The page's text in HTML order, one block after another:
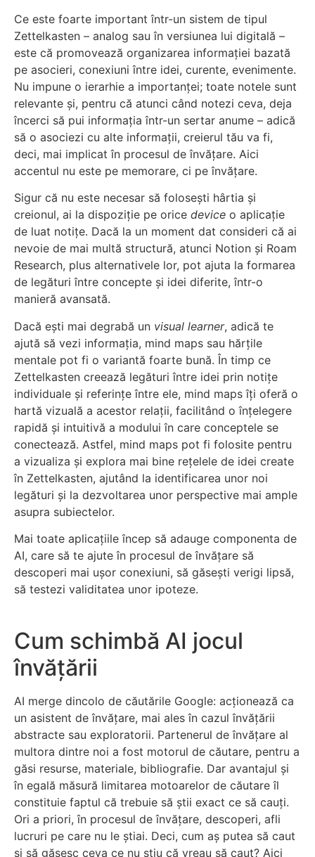
Ce este foarte important într-un sistem de tipul
Zettelkasten – analog sau în versiunea lui digitală –
este că promovează organizarea informației bazată
pe asocieri, conexiuni între idei, curente, evenimente.
Nu impune o ierarhie a importanței; toate notele sunt
relevante și, pentru că atunci când notezi ceva, deja
încerci să pui informația într-un sertar anume – adică
să o asociezi cu alte informații, creierul tău va fi,
deci, mai implicat în procesul de învățare. Aici
accentul nu este pe memorare, ci pe învățare.
Sigur că nu este necesar să folosești hârtia și
creionul, ai la dispoziție pe orice device o aplicație
de luat notițe. Dacă la un moment dat consideri că ai
nevoie de mai multă structură, atunci Notion și Roam
Research, plus alternativele lor, pot ajuta la formarea
de legături între concepte și idei diferite, într-o
manieră avansată.
Dacă ești mai degrabă un visual learner, adică te
ajută să vezi informația, mind maps sau hărțile
mentale pot fi o variantă foarte bună. În timp ce
Zettelkasten creează legături între idei prin notițe
individuale și referințe între ele, mind maps îți oferă o
hartă vizuală a acestor relații, facilitând o înțelegere
rapidă și intuitivă a modului în care conceptele se
conectează. Astfel, mind maps pot fi folosite pentru
a vizualiza și explora mai bine rețelele de idei create
în Zettelkasten, ajutând la identificarea unor noi
legături și la dezvoltarea unor perspective mai ample
asupra subiectelor.
Mai toate aplicațiile încep să adauge componenta de
AI, care să te ajute în procesul de învățare să
descoperi mai ușor conexiuni, să găsești verigi lipsă,
să testezi validitatea unor ipoteze.
Cum schimbă AI jocul
învățării
AI merge dincolo de căutările Google: acționează ca
un asistent de învățare, mai ales în cazul învățării
abstracte sau exploratorii. Partenerul de învățare al
multora dintre noi a fost motorul de căutare, pentru a
găsi resurse, materiale, bibliografie. Dar avantajul și
în egală măsură limitarea motoarelor de căutare îl
constituie faptul că trebuie să știi exact ce să cauți.
Ori a priori, în procesul de învățare, descoperi, afli
lucruri pe care nu le știai. Deci, cum aș putea să caut
și să găsesc ceva ce nu știu că vreau să caut? Aici